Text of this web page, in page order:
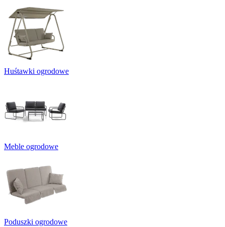
Huśtawki ogrodowe
Meble ogrodowe
Poduszki ogrodowe